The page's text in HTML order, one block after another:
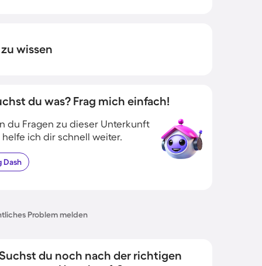
wissen
du was? Frag mich einfach!
du Fragen zu dieser Unterkunft
helfe ich dir schnell weiter.
Dash
Problem melden
du noch nach der richtigen